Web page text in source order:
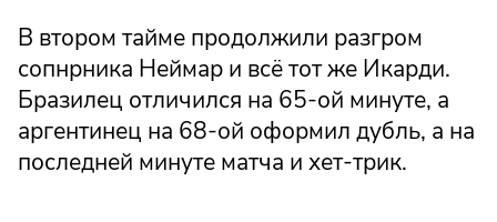
В втором тайме продолжили разгром
сопнрника Неймар и всё тот же Икарди.
Бразилец отличился на 65-ой минуте, а
аргентинец на 68-ой оформил дубль, а на
последней минуте матча и хет-трик.